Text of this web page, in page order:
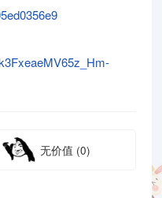
无价值 (0)